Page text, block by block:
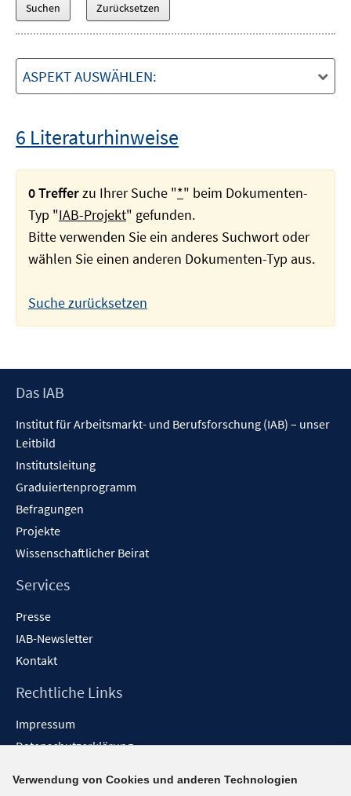
ASPEKT AUSWÄHLEN:
6 Literaturhinweise
0 Trefferzu Ihrer Suche "*" beim Dokumenten-
Typ "IAB-Projekt" gefunden.
Bitte verwenden Sie ein anderes Suchwort oder
wählen Sie einen anderen Dokumenten-Typ aus.
Suche zurücksetzen
Footer
Das IAB
Institut für Arbeitsmarkt- und Berufsforschung (IAB) – unser
Leitbild
Institutsleitung
Graduiertenprogramm
Befragungen
Projekte
Wissenschaftlicher Beirat
Services
Presse
IAB-Newsletter
Kontakt
Rechtliche Links
Impressum
Datenschutzerklärung
Barrieren melden
Verwendung von Cookies und anderen Technologien